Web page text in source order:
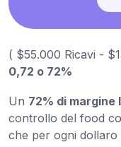
( $55.000 Ricavi -
0,72 o 72%
Un 72% di margine
controllo del food
che per ogni dollaro